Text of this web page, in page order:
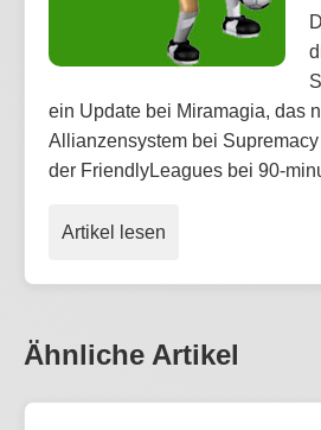
ein Update bei Miramagia, das
Allianzensystem bei
der FriendlyLeagues bei 90-
Artikel lesen
Ähnliche Artikel